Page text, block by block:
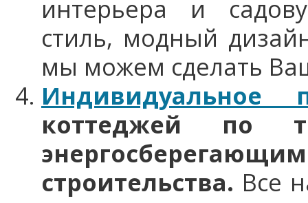
интерьера и
стиль, модный
мы можем сделать
Индивидуальное
коттеджей по
строительства. Все